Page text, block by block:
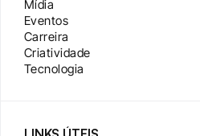
Mídia
Eventos
Carreira
Criatividade
Tecnologia